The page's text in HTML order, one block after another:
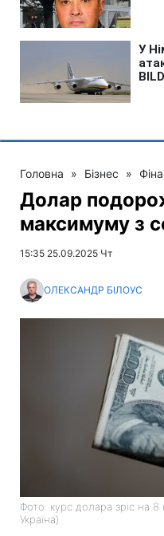
Головна » Бізнес »
Долар
максимуму з
15:35 25.09.2025 Чт
ОЛЕКСАНДР БІЛОУС
Фото: курс долара зріс на 8
Україна)